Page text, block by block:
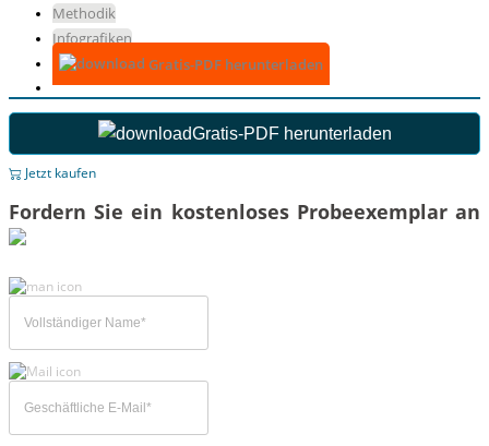
Methodik
Infografiken
Gratis-PDF herunterladen
Gratis-PDF herunterladen
Jetzt kaufen
Fordern Sie ein kostenloses Probeexemplar an